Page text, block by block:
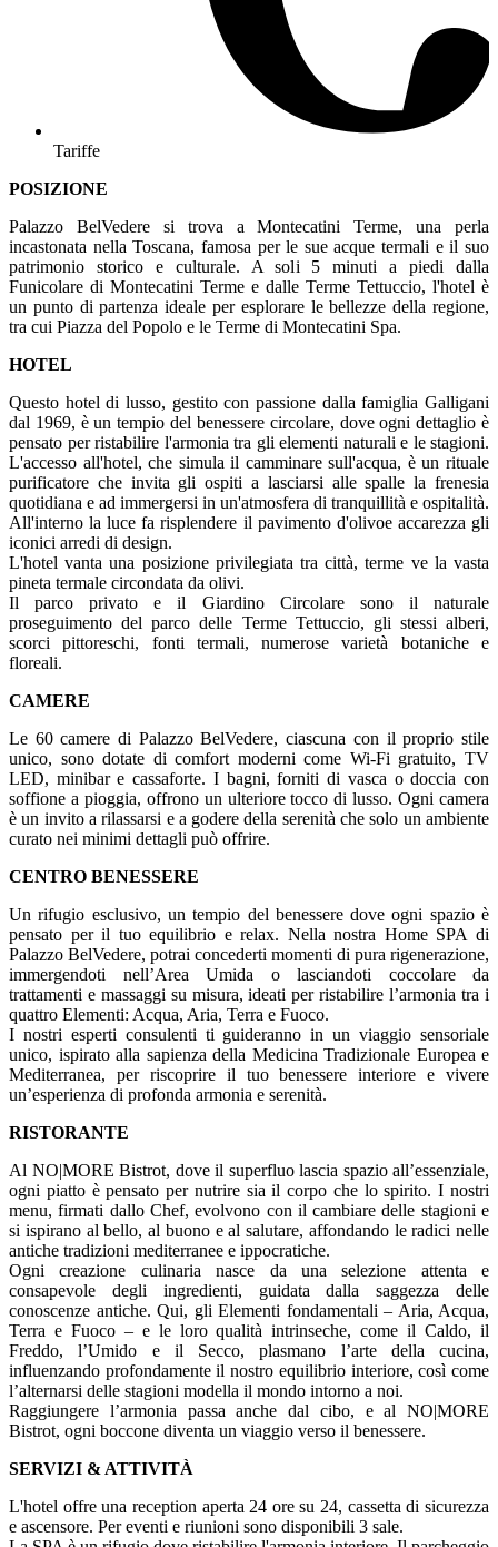
Tariffe
POSIZIONE
Palazzo BelVedere si trova a Montecatini Terme, una perla
incastonata nella Toscana, famosa per le sue acque termali e il suo
patrimonio storico e culturale. A soli 5 minuti a piedi dalla
Funicolare di Montecatini Terme e dalle Terme Tettuccio, l'hotel è
un punto di partenza ideale per esplorare le bellezze della regione,
tra cui Piazza del Popolo e le Terme di Montecatini Spa.
HOTEL
Questo hotel di lusso, gestito con passione dalla famiglia Galligani
dal 1969, è un tempio del benessere circolare, dove ogni dettaglio è
pensato per ristabilire l'armonia tra gli elementi naturali e le stagioni.
L'accesso all'hotel, che simula il camminare sull'acqua, è un rituale
purificatore che invita gli ospiti a lasciarsi alle spalle la frenesia
quotidiana e ad immergersi in un'atmosfera di tranquillità e ospitalità.
All'interno la luce fa risplendere il pavimento d'olivoe accarezza gli
iconici arredi di design.
L'hotel vanta una posizione privilegiata tra città, terme ve la vasta
pineta termale circondata da olivi.
Il parco privato e il Giardino Circolare sono il naturale
proseguimento del parco delle Terme Tettuccio, gli stessi alberi,
scorci pittoreschi, fonti termali, numerose varietà botaniche e
floreali.
CAMERE
Le 60 camere di Palazzo BelVedere, ciascuna con il proprio stile
unico, sono dotate di comfort moderni come Wi-Fi gratuito, TV
LED, minibar e cassaforte. I bagni, forniti di vasca o doccia con
soffione a pioggia, offrono un ulteriore tocco di lusso. Ogni camera
è un invito a rilassarsi e a godere della serenità che solo un ambiente
curato nei minimi dettagli può offrire.
CENTRO BENESSERE
Un rifugio esclusivo, un tempio del benessere dove ogni spazio è
pensato per il tuo equilibrio e relax. Nella nostra Home SPA di
Palazzo BelVedere, potrai concederti momenti di pura rigenerazione,
immergendoti nell’Area Umida o lasciandoti coccolare da
trattamenti e massaggi su misura, ideati per ristabilire l’armonia tra i
quattro Elementi: Acqua, Aria, Terra e Fuoco.
I nostri esperti consulenti ti guideranno in un viaggio sensoriale
unico, ispirato alla sapienza della Medicina Tradizionale Europea e
Mediterranea, per riscoprire il tuo benessere interiore e vivere
un’esperienza di profonda armonia e serenità.
RISTORANTE
Al NO|MORE Bistrot, dove il superfluo lascia spazio all’essenziale,
ogni piatto è pensato per nutrire sia il corpo che lo spirito. I nostri
menu, firmati dallo Chef, evolvono con il cambiare delle stagioni e
si ispirano al bello, al buono e al salutare, affondando le radici nelle
antiche tradizioni mediterranee e ippocratiche.
Ogni creazione culinaria nasce da una selezione attenta e
consapevole degli ingredienti, guidata dalla saggezza delle
conoscenze antiche. Qui, gli Elementi fondamentali – Aria, Acqua,
Terra e Fuoco – e le loro qualità intrinseche, come il Caldo, il
Freddo, l’Umido e il Secco, plasmano l’arte della cucina,
influenzando profondamente il nostro equilibrio interiore, così come
l’alternarsi delle stagioni modella il mondo intorno a noi.
Raggiungere l’armonia passa anche dal cibo, e al NO|MORE
Bistrot, ogni boccone diventa un viaggio verso il benessere.
SERVIZI & ATTIVITÀ
L'hotel offre una reception aperta 24 ore su 24, cassetta di sicurezza
e ascensore. Per eventi e riunioni sono disponibili 3 sale.